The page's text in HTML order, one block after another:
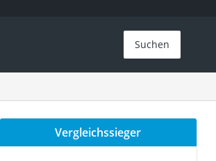
Suchen
Vergleichssieger